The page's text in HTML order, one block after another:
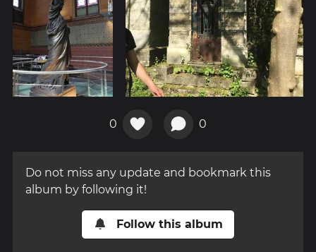
0 0
Do not miss any update and bookmark this
album by following it!
Follow this album